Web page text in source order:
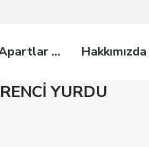
… Hakkımızda
YURDU